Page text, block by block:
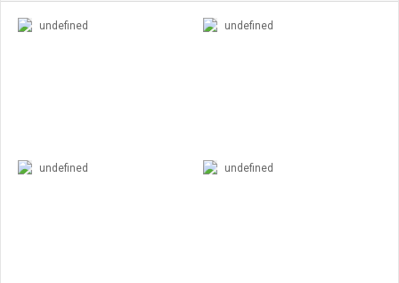
undefined undefined
undefined undefined